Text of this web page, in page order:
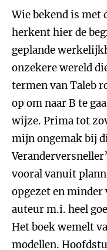
Wie bekend is met
herkent hier de
geplande
onzekere wereld
termen van Taleb
op om naar B te
wijze. Prima tot
mijn ongemak bij
vooral vanuit
opgezet en minder
auteur m.i. heel
Het boek wemelt
modellen.